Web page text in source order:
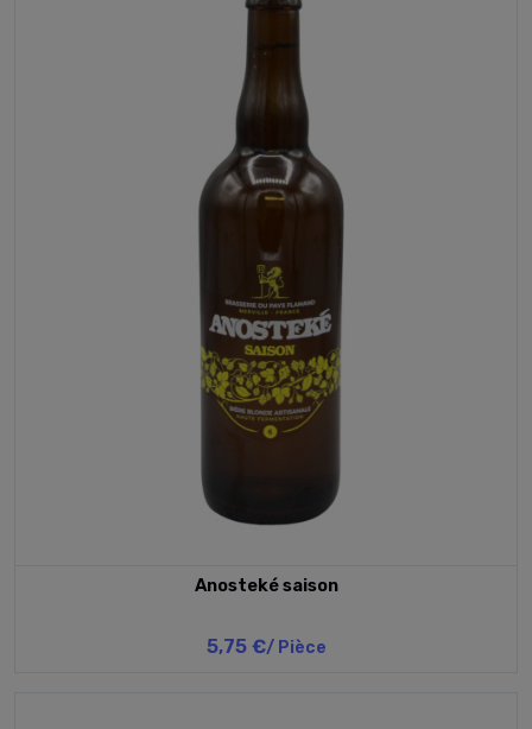
Anosteké saison
5,75 €/ Pièce